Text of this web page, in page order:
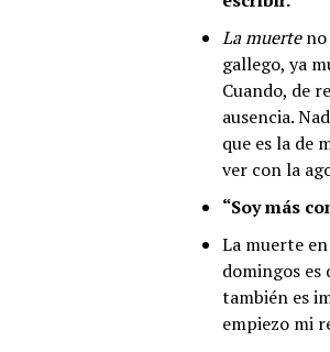
La muerteno
gallego, ya
Cuando, de
ausencia.
que es la de
ver con la
“Soy más
La muerte
domingos es
también es
empiezo mi